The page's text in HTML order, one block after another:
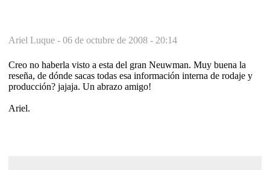
Ariel Luque - 06 de octubre de 2008 - 20:14
Creo no haberla visto a esta del gran Neuwman. Muy buena la
reseña, de dónde sacas todas esa información interna de rodaje y
producción? jajaja. Un abrazo amigo!
Ariel.